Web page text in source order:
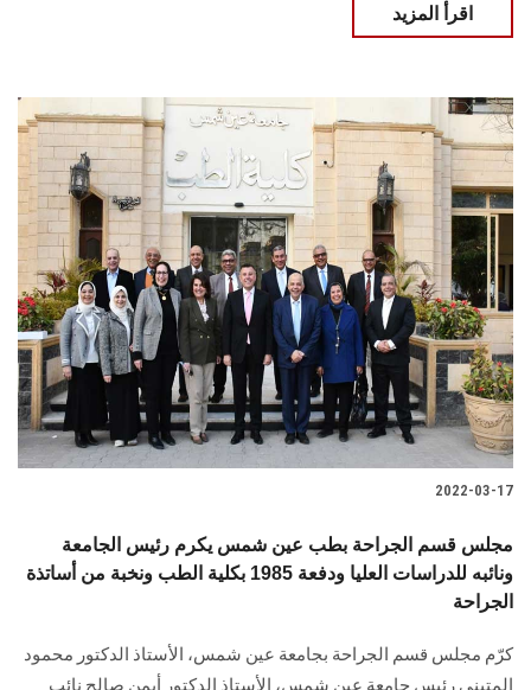
اقرأ المزيد
2022-03-17
مجلس قسم الجراحة بطب عين شمس يكرم رئيس الجامعة
ونائبه للدراسات العليا ودفعة 1985 بكلية الطب ونخبة من أساتذة
الجراحة
كرّم مجلس قسم الجراحة بجامعة عين شمس، الأستاذ الدكتور محمود
المتيني رئيس جامعة عين شمس، الأستاذ الدكتور أيمن صالح نائب